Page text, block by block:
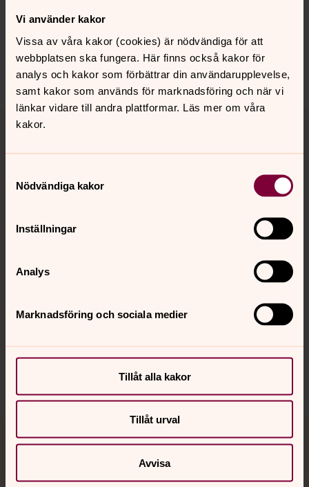
Vi använder kakor
Vissa av våra kakor (cookies) är nödvändiga för att
webbplatsen ska fungera. Här finns också kakor för
analys och kakor som förbättrar din användarupplevelse,
samt kakor som används för marknadsföring och när vi
länkar vidare till andra plattformar. Läs mer om våra
kakor.
Nödvändiga kakor
Inställningar
Analys
Marknadsföring och sociala medier
Tillåt alla kakor
Tillåt urval
Avvisa
innehåll?
st.gertrud.forsamling@svenskakyrkan.se
Dela
Tillbaka till toppen
Tillbaka till innehållet
Kontakt
Kalender
Jourhavande präst
Akut samtals- och krisstöd. Prata eller chatta anonymt